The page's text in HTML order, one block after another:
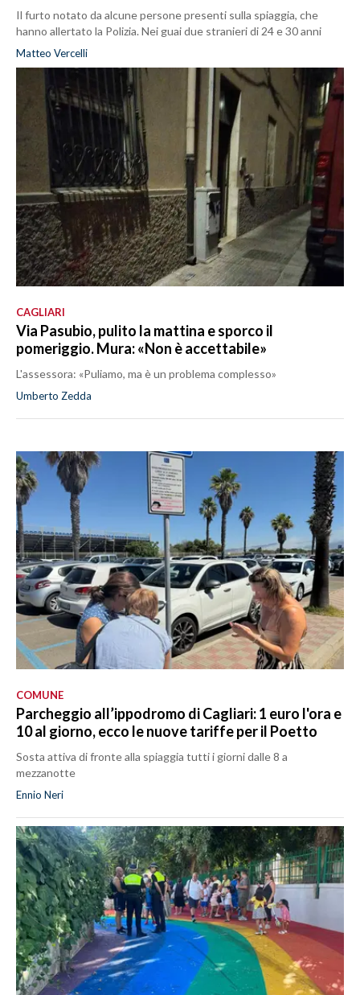
Il furto notato da alcune persone presenti sulla spiaggia, che
hanno allertato la Polizia. Nei guai due stranieri di 24 e 30 anni
Matteo Vercelli
CAGLIARI
Via Pasubio, pulito la mattina e sporco il
pomeriggio. Mura: «Non è accettabile»
L'assessora: «Puliamo, ma è un problema complesso»
Umberto Zedda
COMUNE
Parcheggio all’ippodromo di Cagliari: 1 euro l'ora e
10 al giorno, ecco le nuove tariffe per il Poetto
Sosta attiva di fronte alla spiaggia tutti i giorni dalle 8 a
mezzanotte
Ennio Neri